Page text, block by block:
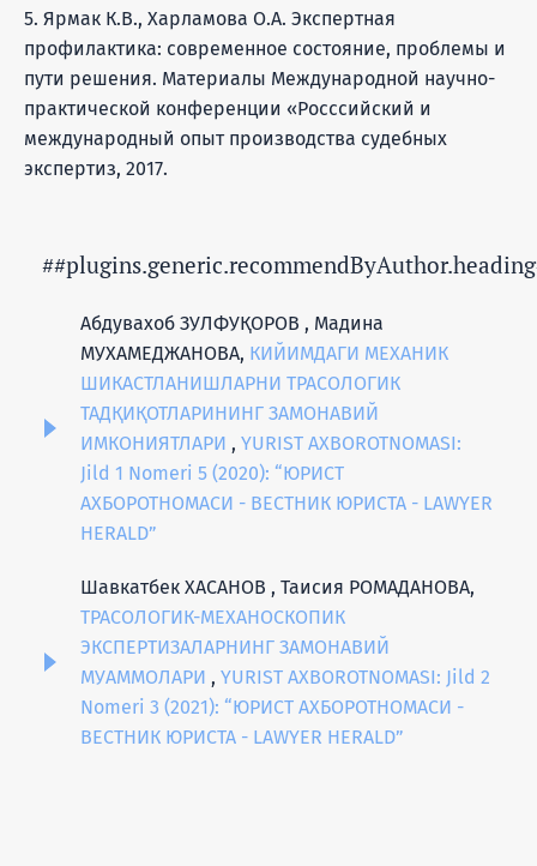
5. Ярмак К.В., Харламова О.А. Экспертная
профилактика: современное состояние, проблемы и
пути решения. Материалы Международной научно-
практической конференции «Росссийский и
международный опыт производства судебных
экспертиз, 2017.
Абдувахоб ЗУЛФУҚОРОВ , Мадина
МУХАМЕДЖАНОВА, КИЙИМДАГИ МEХАНИК
ШИКАСТЛАНИШЛАРНИ ТРАСOЛOГИК
ТАДҚИҚОТЛАРИНИНГ ЗАМOНАВИЙ
ИМКOНИЯТЛАРИ , YURIST AXBOROTNOMASI:
Jild 1 Nomeri 5 (2020): “ЮРИСТ
АХБОРОТНОМАСИ - ВЕСТНИК ЮРИСТА - LAWYER
HERALD”
Шавкатбек ХАСАНОВ , Таисия РОМАДАНОВА,
ТРАСОЛОГИК-МЕХАНОСКОПИК
ЭКСПЕРТИЗАЛАРНИНГ ЗАМОНАВИЙ
МУАММОЛАРИ , YURIST AXBOROTNOMASI: Jild 2
Nomeri 3 (2021): “ЮРИСТ АХБОРОТНОМАСИ -
ВЕСТНИК ЮРИСТА - LAWYER HERALD”